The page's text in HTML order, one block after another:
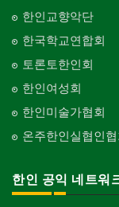
한인교향악단
한국학교연합회
토론토한인회
한인여성회
한인미술가협회
온주한인실협인협
한인 공익 네트워